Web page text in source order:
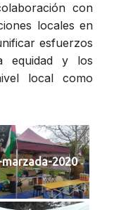
con
locales en
esfuerzos
equidad y los
local como
2020